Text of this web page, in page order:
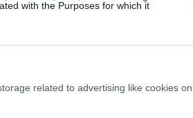
with the Purposes for which it
related to advertising like cookies on